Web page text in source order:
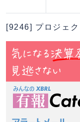
[9246] プロジェ